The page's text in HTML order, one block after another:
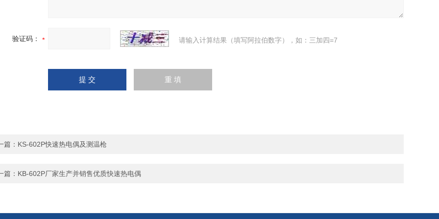
验证码： 请输入计算结果（填写阿拉伯数字），如：三加四=7
篇： KS-602P快速热电偶及测温枪
篇： KB-602P厂家生产并销售优质快速热电偶